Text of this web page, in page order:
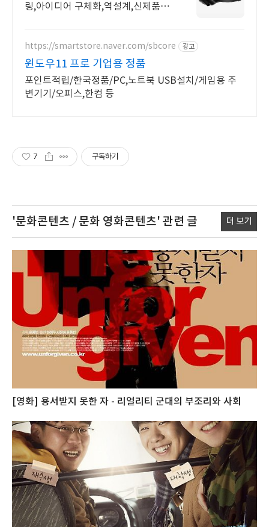
링,아이디어 구체화,역설계,신제품개
담드립니다.
https://smartstore.naver.com/sbcore 광고
윈도우11 프로 기업용 정품
포인트적립/한국정품/PC,노트북 USB설치/게임용 주
변기기/오피스,한컴 등
7 구독하기
'문화콘텐츠 / 문화 영화콘텐츠' 관련 글 더 보기
[영화] 용서받지 못한 자 - 리얼리티 군대의 부조리와 사회